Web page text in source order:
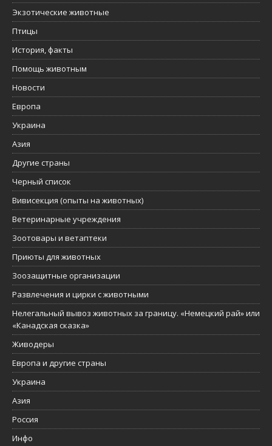
Экзотические животные
Птицы
История, факты
Помощь животным
Новости
Европа
Украина
Азия
Другие страны
Черный список
Вивисекция (опыты на животных)
Ветеринарные учреждения
Зоотовары и ветаптеки
Приюты для животных
Зоозащитные организации
Развлечения и цирки с животными
Нелегальный вывоз животных за границу. «Немецкий рай» или
«Канадская сказка»
Живодеры
Европа и другие страны
Украина
Азия
Россия
Инфо